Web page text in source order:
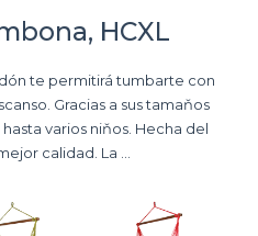
HCXL
te permitirá tumbarte con
Gracias a sus tamaňos
varios niňos. Hecha del
calidad. La ...